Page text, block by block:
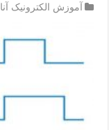
آموزش الکترونیک